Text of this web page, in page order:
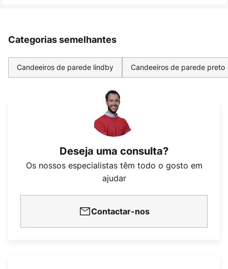
Categorias semelhantes
Candeeiros de parede lindby Candeeiros de parede preto
Deseja uma consulta?
Os nossos especialistas têm todo o gosto em
ajudar
Contactar-nos